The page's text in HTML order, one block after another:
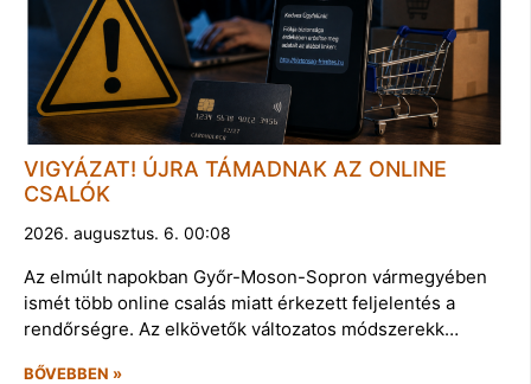
VIGYÁZAT! ÚJRA TÁMADNAK AZ ONLINE
CSALÓK
2026. augusztus. 6. 00:08
Az elmúlt napokban Győr-Moson-Sopron vármegyében
ismét több online csalás miatt érkezett feljelentés a
rendőrségre. Az elkövetők változatos módszerekk…
BŐVEBBEN »